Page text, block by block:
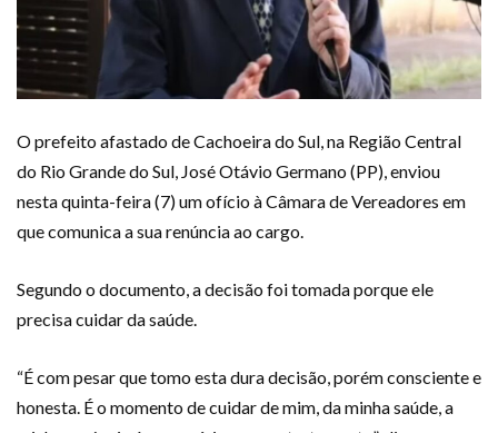
O prefeito afastado de Cachoeira do Sul, na Região Central
do Rio Grande do Sul, José Otávio Germano (PP), enviou
nesta quinta-feira (7) um ofício à Câmara de Vereadores em
que comunica a sua renúncia ao cargo.
Segundo o documento, a decisão foi tomada porque ele
precisa cuidar da saúde.
“É com pesar que tomo esta dura decisão, porém consciente e
honesta. É o momento de cuidar de mim, da minha saúde, a